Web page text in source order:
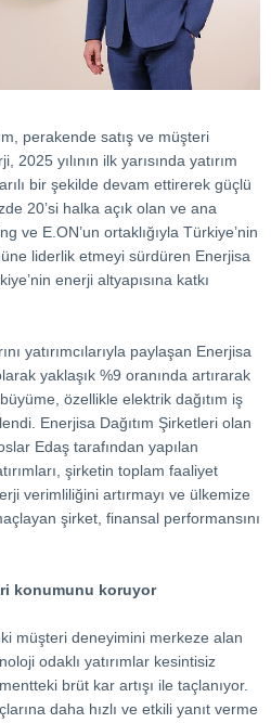
perakende satış ve müşteri
yılının ilk yarısında yatırım
bir şekilde devam ettirerek güçlü
20’si halka açık olan ve ana
ve E.ON’un ortaklığıyla Türkiye’nin
liderlik etmeyi sürdüren Enerjisa
enerji altyapısına katkı
yatırımcılarıyla paylaşan Enerjisa
yaklaşık %9 oranında artırarak
özellikle elektrik dağıtım iş
Enerjisa Dağıtım Şirketleri olan
Edaş tarafından yapılan
şirketin toplam faaliyet
verimliliğini artırmayı ve ülkemize
şirket, finansal performansını
konumunu koruyor
müşteri deneyimini merkeze alan
odaklı yatırımlar kesintisiz
brüt kar artışı ile taçlanıyor.
daha hızlı ve etkili yanıt verme